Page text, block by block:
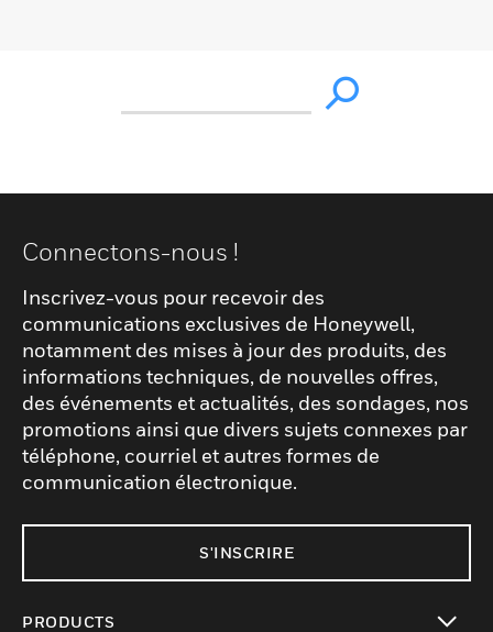
Connectons-nous !
Inscrivez-vous pour recevoir des
communications exclusives de Honeywell,
notamment des mises à jour des produits, des
informations techniques, de nouvelles offres,
des événements et actualités, des sondages, nos
promotions ainsi que divers sujets connexes par
téléphone, courriel et autres formes de
communication électronique.
S'INSCRIRE
PRODUCTS